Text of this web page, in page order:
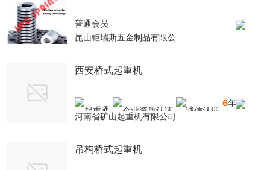
普通会员
昆山钜瑞斯五金制品有限公
西安桥式起重机
6年
河南省矿山起重机有限公司
吊构桥式起重机